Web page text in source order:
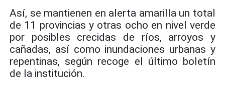
Así, se mantienen en alerta amarilla un total
de 11 provincias y otras ocho en nivel verde
por posibles crecidas de ríos, arroyos y
cañadas, así como inundaciones urbanas y
repentinas, según recoge el último boletín
de la institución.